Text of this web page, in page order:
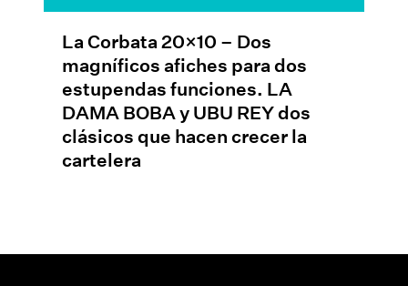
20×10 – Dos
afiches para dos
funciones. LA
BOBA y UBU REY dos
que hacen crecer la
A MÉRIDA
ÚLTIMAS.